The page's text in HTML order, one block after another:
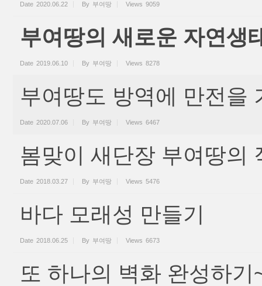
Date 2020.06.22 By 부여땅 Views 9059
부여땅의 새로운 자연생
Date 2019.06.10 By 부여땅 Views 8278
부여땅도 방역에 만전을
Date 2020.07.06 By 부여땅 Views 6467
봄맞이 새단장 부여땅의
Date 2018.03.27 By 부여땅 Views 5476
바다 모래성 만들기
Date 2018.06.25 By 부여땅 Views 6673
또 하나의 벽화 완성하기